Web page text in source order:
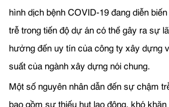
hình dịch bệnh COVID-19 đang diễn
trễ trong tiến độ dự án có thể gây ra sự
hưởng đến uy tín của công ty xây dựng
suất của ngành xây dựng nói chung.
Một số nguyên nhân dẫn đến sự chậm
bao gồm sự thiếu hụt lao động, khó